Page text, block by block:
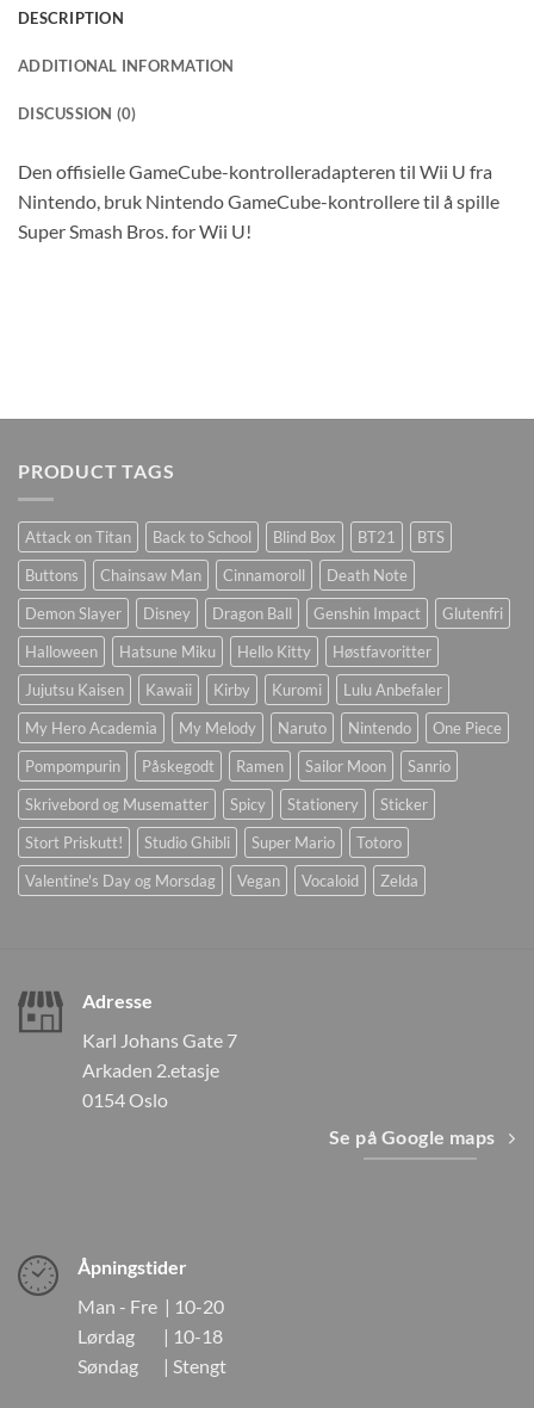
DESCRIPTION
ADDITIONAL INFORMATION
DISCUSSION (0)
Den offisielle GameCube-kontrolleradapteren til Wii U fra
Nintendo, bruk Nintendo GameCube-kontrollere til å spille
Super Smash Bros. for Wii U!
PRODUCT TAGS
Attack on Titan Back to School Blind Box BT21
BTS
Buttons
Chainsaw Man Cinnamoroll
Death Note
Demon Slayer
Disney Dragon Ball Genshin Impact
Glutenfri
Halloween
Hatsune Miku Hello Kitty
Høstfavoritter
Jujutsu Kaisen
Kawaii Kirby Kuromi
Lulu Anbefaler
My Hero Academia
My Melody Naruto Nintendo
One Piece
Pompompurin
Påskegodt Ramen Sailor Moon
Sanrio
Skrivebord og Musematter
Spicy Stationery
Sticker
Stort Priskutt!
Studio Ghibli Super Mario
Totoro
Valentine's Day og Morsdag
Vegan Vocaloid Zelda
Adresse
Karl Johans Gate 7
Arkaden 2.etasje
0154 Oslo
Se på Google maps
Åpningstider
Man - Fre | 10-20
Lørdag | 10-18
Søndag | Stengt